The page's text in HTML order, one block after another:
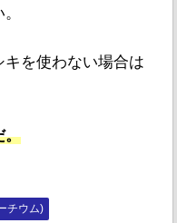
を使わない場合は
。
チウム)